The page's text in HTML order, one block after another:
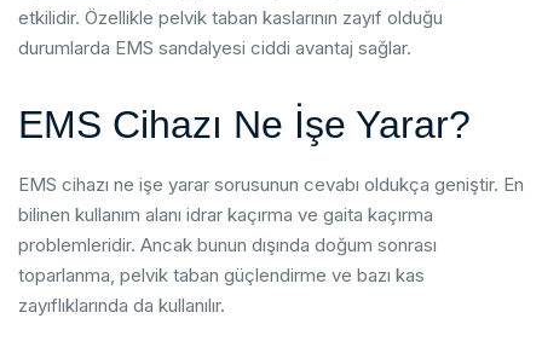
etkilidir. Özellikle pelvik taban kaslarının zayıf olduğu
durumlarda EMS sandalyesi ciddi avantaj sağlar.
EMS Cihazı Ne İşe Yarar?
EMS cihazı ne işe yarar sorusunun cevabı oldukça geniştir. En
bilinen kullanım alanı idrar kaçırma ve gaita kaçırma
problemleridir. Ancak bunun dışında doğum sonrası
toparlanma, pelvik taban güçlendirme ve bazı kas
zayıflıklarında da kullanılır.